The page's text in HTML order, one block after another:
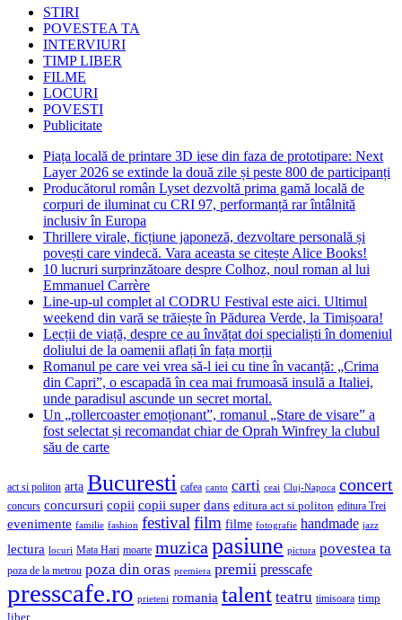
STIRI
POVESTEA TA
INTERVIURI
TIMP LIBER
FILME
LOCURI
POVESTI
Publicitate
Piața locală de printare 3D iese din faza de prototipare: Next
Layer 2026 se extinde la două zile și peste 800 de participanți
Producătorul român Lyset dezvoltă prima gamă locală de
corpuri de iluminat cu CRI 97, performanță rar întâlnită
inclusiv în Europa
Thrillere virale, ficțiune japoneză, dezvoltare personală și
povești care vindecă. Vara aceasta se citește Alice Books!
10 lucruri surprinzătoare despre Colhoz, noul roman al lui
Emmanuel Carrère
Line-up-ul complet al CODRU Festival este aici. Ultimul
weekend din vară se trăiește în Pădurea Verde, la Timișoara!
Lecții de viață, despre ce au învățat doi specialiști în domeniul
doliului de la oamenii aflați în fața morții
Romanul pe care vei vrea să-l iei cu tine în vacanță: „Crima
din Capri”, o escapadă în cea mai frumoasă insulă a Italiei,
unde paradisul ascunde un secret mortal.
Un „rollercoaster emoționant”, romanul „Stare de visare” a
fost selectat și recomandat chiar de Oprah Winfrey la clubul
său de carte
act si politon arta Bucuresti cafea canto carti ceai Cluj-Napoca concert
concurs concursuri copii copii super dans editura act si politon editura Trei
evenimente familie fashion festivalfilm filme fotografie handmade jazz
lectura locuri Mata Hari moarte muzica pasiune pictura povestea ta
poza de la metrou poza din oras premiera premii presscafe
presscafe.ro prieteni romania talent teatru timisoara timp